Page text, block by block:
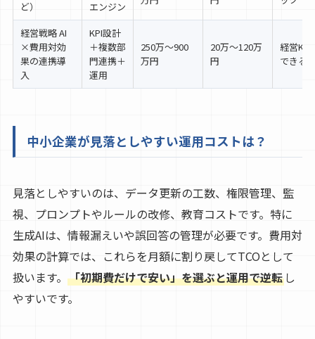
ど）
エンジン
経営戦略 AI
×費用対効
果の連携導
入
KPI設計
＋複数部
門連携＋
運用
250万〜900
万円
20万〜120万
円
経営
できる
中小企業が見落としやすい運用コストは？
見落としやすいのは、データ更新の工数、権限管理、監
視、プロンプトやルールの改修、教育コストです。特に
生成AIは、情報漏えいや誤回答の管理が必要です。費用対
効果の計算では、これらを月額に割り戻してTCOとして
扱います。 「初期費だけで安い」を選ぶと運用で逆転し
やすいです。